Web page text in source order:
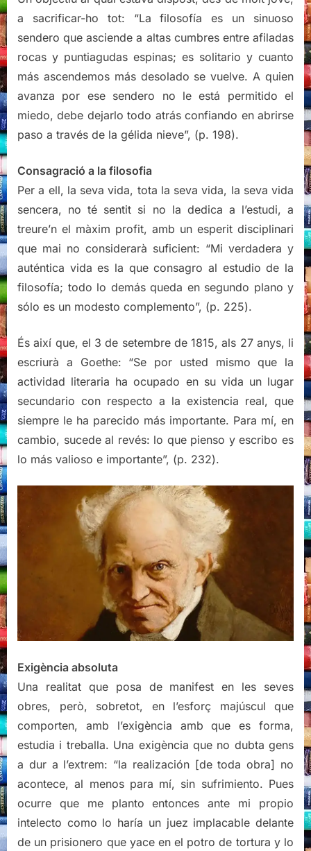
a sacrificar-ho tot: “La filosofía es un sinuoso
sendero que asciende a altas cumbres entre afiladas
rocas y puntiagudas espinas; es solitario y cuanto
más ascendemos más desolado se vuelve. A quien
avanza por ese sendero no le está permitido el
miedo, debe dejarlo todo atrás confiando en abrirse
paso a través de la gélida nieve”, (p. 198).
Consagració a la filosofia
Per a ell, la seva vida, tota la seva vida, la seva vida
sencera, no té sentit si no la dedica a l’estudi, a
treure’n el màxim profit, amb un esperit disciplinari
que mai no considerarà suficient: “Mi verdadera y
auténtica vida es la que consagro al estudio de la
filosofía; todo lo demás queda en segundo plano y
sólo es un modesto complemento”, (p. 225).
És així que, el 3 de setembre de 1815, als 27 anys, li
escriurà a Goethe: “Se por usted mismo que la
actividad literaria ha ocupado en su vida un lugar
secundario con respecto a la existencia real, que
siempre le ha parecido más importante. Para mí, en
cambio, sucede al revés: lo que pienso y escribo es
lo más valioso e importante”, (p. 232).
Exigència absoluta
Una realitat que posa de manifest en les seves
obres, però, sobretot, en l’esforç majúscul que
comporten, amb l’exigència amb que es forma,
estudia i treballa. Una exigència que no dubta gens
a dur a l’extrem: “la realización [de toda obra] no
acontece, al menos para mí, sin sufrimiento. Pues
ocurre que me planto entonces ante mi propio
intelecto como lo haría un juez implacable delante
de un prisionero que yace en el potro de tortura y lo